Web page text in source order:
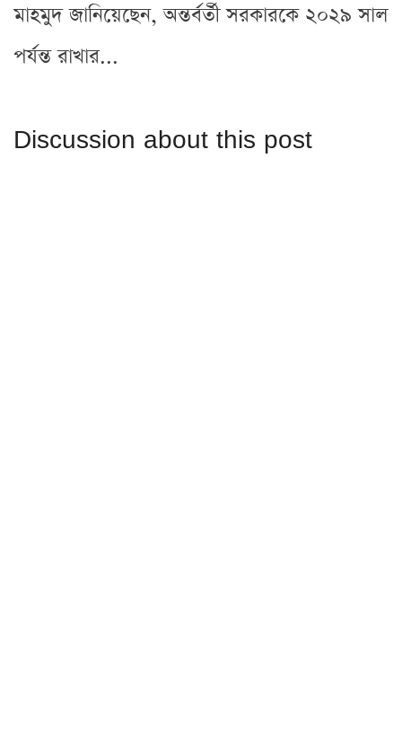
মাহমুদ জানিয়েছেন, অন্তর্বর্তী সরকারকে ২০২৯ সাল
পর্যন্ত রাখার...
Discussion about this post